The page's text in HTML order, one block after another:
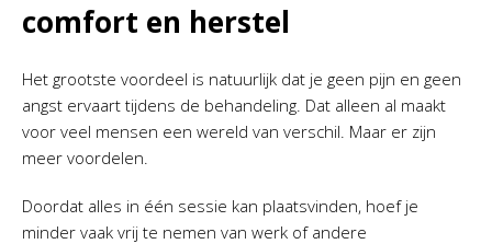
comfort en herstel
Het grootste voordeel is natuurlijk dat je geen pijn en geen
angst ervaart tijdens de behandeling. Dat alleen al maakt
voor veel mensen een wereld van verschil. Maar er zijn
meer voordelen.
Doordat alles in één sessie kan plaatsvinden, hoef je
minder vaak vrij te nemen van werk of andere